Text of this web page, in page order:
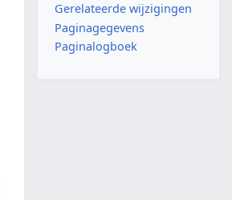
Gerelateerde wijzigingen
Paginagegevens
Paginalogboek